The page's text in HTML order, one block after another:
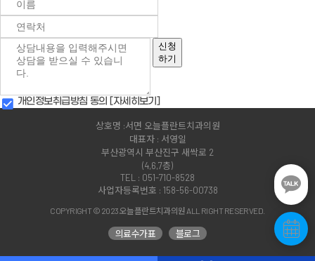
신청
하기
개인정보취급방침 동의 [자세히보기]
상호명 :서면 오늘플란트치과의원
대표자 : 서영일
부산광역시 부산진구 새싹로 2
(4,6,7층)
TEL : 051-710-8528
사업자등록번호 : 158-56-00738
COPYRIGHT © 2023 오늘플란트치과의원 ALL RIGHT RESERVED.
의료수가표 블로그